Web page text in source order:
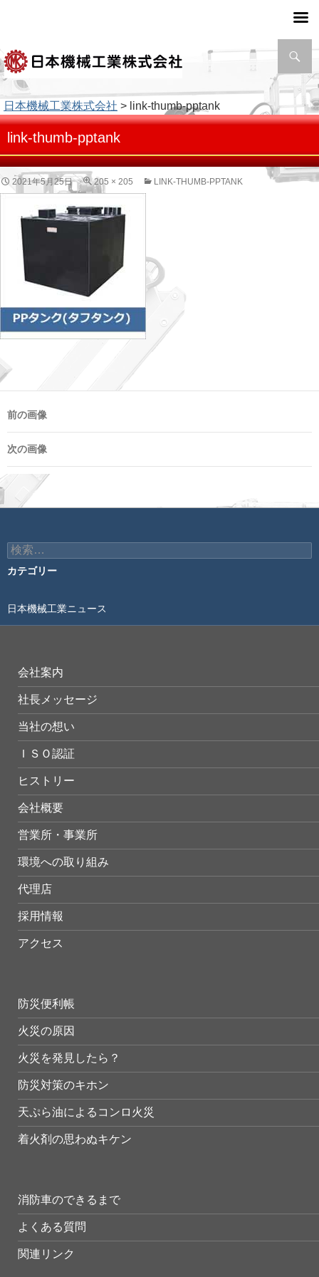
索
日本機械工業株式会社 > link-thumb-pptank
link-thumb-pptank
2021年5月25日 205 × 205 LINK-THUMB-PPTANK
前の画像
次の画像
検
索:
カテゴリー
日本機械工業ニュース
会社案内
社長メッセージ
当社の想い
ＩＳＯ認証
ヒストリー
会社概要
営業所・事業所
環境への取り組み
代理店
採用情報
アクセス
防災便利帳
火災の原因
火災を発見したら？
防災対策のキホン
天ぷら油によるコンロ火災
着火剤の思わぬキケン
消防車のできるまで
よくある質問
関連リンク